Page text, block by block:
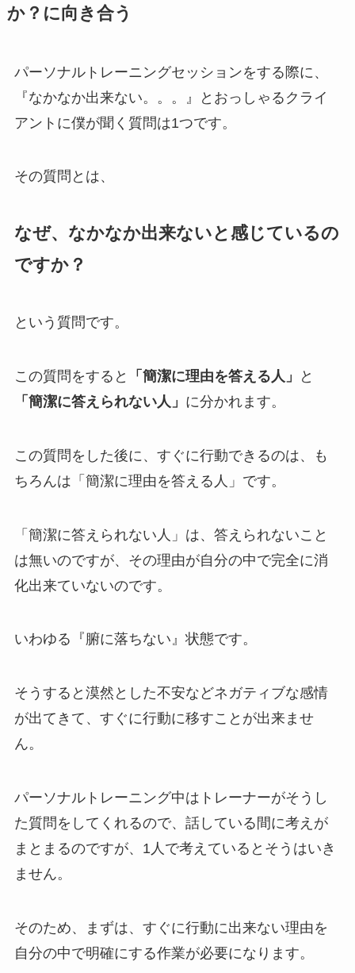
か？に向き合う
パーソナルトレーニングセッションをする際に、
『なかなか出来ない。。。』とおっしゃるクライ
アントに僕が聞く質問は1つです。
その質問とは、
なぜ、なかなか出来ないと感じているの
ですか？
という質問です。
この質問をすると 「簡潔に理由を答える人」
と
「簡潔に答えられない人」 に分かれます。
この質問をした後に、すぐに行動できるのは、も
ちろんは「簡潔に理由を答える人」です。
「簡潔に答えられない人」は、答えられないこと
は無いのですが、その理由が自分の中で完全に消
化出来ていないのです。
いわゆる『腑に落ちない』状態です。
そうすると漠然とした不安などネガティブな感情
が出てきて、すぐに行動に移すことが出来ませ
ん。
パーソナルトレーニング中はトレーナーがそうし
た質問をしてくれるので、話している間に考えが
まとまるのですが、1人で考えているとそうはいき
ません。
そのため、まずは、すぐに行動に出来ない理由を
自分の中で明確にする作業が必要になります。